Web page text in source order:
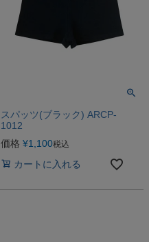
スパッツ(ブラック) ARCP-
1012
価格 ¥1,100税込
カートに入れる